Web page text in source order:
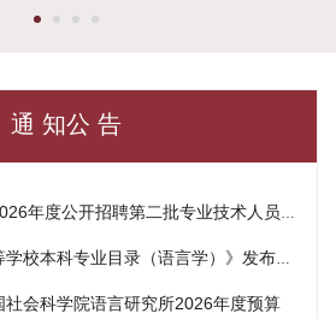
近平主持会议
方法的重要论述
通 知公 告
中国社会科学院2026年度公开招聘第二批专业技术人员公告
教育部《普通高等学校本科专业目录（语言学）》发布，新增语言科学、计算语言学、语言智能本科专业
社会科学院语言研究所2026年度预算